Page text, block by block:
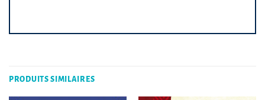
PRODUITS SIMILAIRES